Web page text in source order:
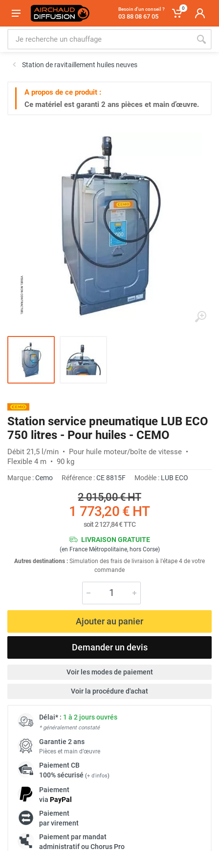
Besoin d'un conseil ?
03 88 08 67 05
0
Station de ravitaillement huiles neuves
A propos de ce produit :
Ce matériel est garanti 2 ans pièces et main d’œuvre.
Station service pneumatique LUB ECO
750 litres - Pour huiles - CEMO
Débit 21,5 l/min • Pour huile moteur/boîte de vitesse •
Flexible 4 m • 90 kg
Marque :Cemo Référence :CE 8815F Modèle : LUB ECO
2 015,00 €HT
1 773,20 € HT
soit2 127,84 €TTC
LIVRAISON GRATUITE
(en France Métropolitaine, hors Corse)
Autres destinations : Simulation des frais de livraison à l'étape 4 de votre
commande
Ajouter au panier
Demander un devis
Voir les modes de paiement
Voir la procédure d'achat
Délai* : 1 à 2 jours ouvrés
* généralement constaté
Garantie 2 ans
Pièces et main d’œuvre
PaiementCB
100% sécurisé (+ d'infos)
Paiement
via PayPal
Paiement
par virement
Paiement par mandat
administratif ou Chorus Pro